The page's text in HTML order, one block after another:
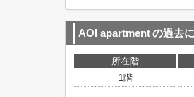
AOI apartmentの過去
所在階
1階